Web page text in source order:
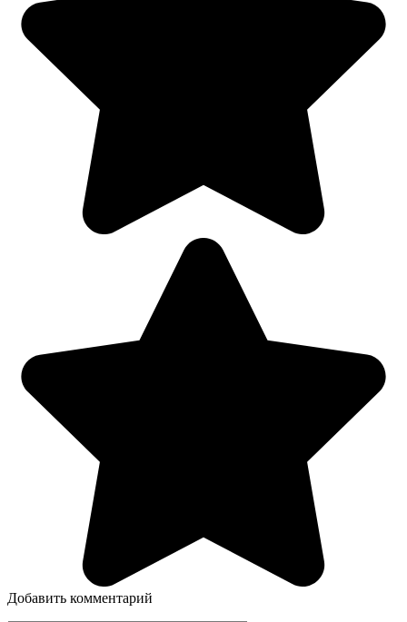
Добавить комментарий